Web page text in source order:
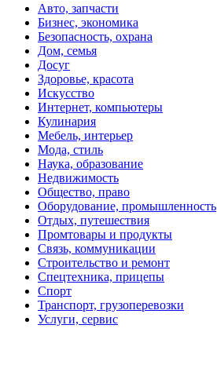
Авто, запчасти
Бизнес, экономика
Безопасность, охрана
Дом, семья
Досуг
Здоровье, красота
Искусство
Интернет, компьютеры
Кулинария
Мебель, интерьер
Мода, стиль
Наука, образование
Недвижимость
Общество, право
Оборудование, промышленность
Отдых, путешествия
Промтовары и продукты
Связь, коммуникации
Строительство и ремонт
Спецтехника, прицепы
Спорт
Транспорт, грузоперевозки
Услуги, сервис